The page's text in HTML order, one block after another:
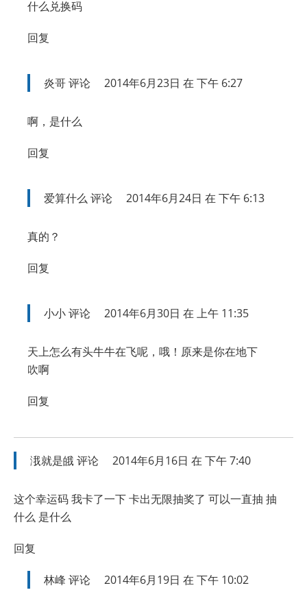
什么兑换码
回复
炎哥评论 2014年6月23日 在 下午 6:27
啊，是什么
回复
爱算什么 评论 2014年6月24日 在 下午 6:13
真的？
回复
小小评论 2014年6月30日 在 上午 11:35
天上怎么有头牛牛在飞呢，哦！原来是你在地下
吹啊
回复
涐就是皒评论 2014年6月16日 在 下午 7:40
这个幸运码 我卡了一下 卡出无限抽奖了 可以一直抽 抽
什么 是什么
回复
林峰 评论 2014年6月19日 在 下午 10:02